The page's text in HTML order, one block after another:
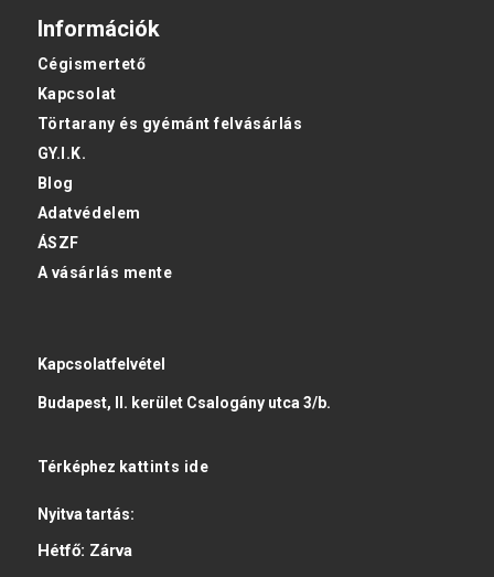
Információk
Cégismertető
Kapcsolat
Törtarany és gyémánt felvásárlás
GY.I.K.
Blog
Adatvédelem
ÁSZF
A vásárlás mente
Kapcsolatfelvétel
Budapest, II. kerület Csalogány utca 3/b.
Térképhez kattints ide
Nyitva tartás:
Hétfő: Zárva